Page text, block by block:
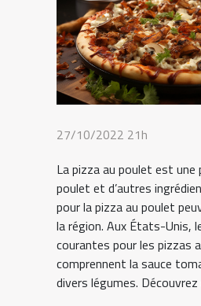
27/10/2022 21h
La pizza au poulet est une
poulet et d’autres
pour la pizza au poulet
la région. Aux États-Unis,
courantes pour les pizzas
comprennent la sauce
divers légumes.